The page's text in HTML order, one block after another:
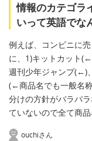
情報のカテゴラ
いって英語でな
例えば、コンビニに
に、1)キットカット
週刊少年ジャンプ(←)
(←商品名でも一般名
分けの方針がバラバ
ていないので全て商
ouchiさん